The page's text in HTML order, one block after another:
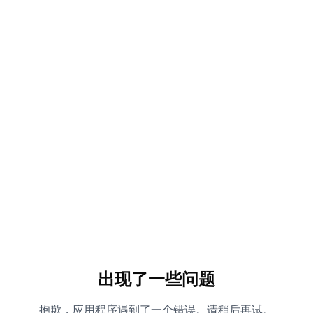
出现了一些问题
抱歉，应用程序遇到了一个错误。请稍后再试。